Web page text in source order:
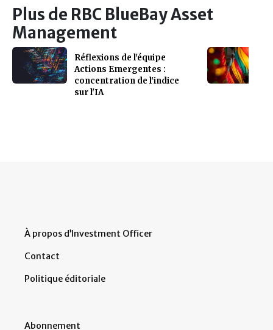
Plus de RBC BlueBay Asset
Management
Réflexions de l'équipe
Actions Emergentes :
concentration de l'indice
sur l'IA
À propos d’Investment Officer
Contact
Politique éditoriale
Abonnement